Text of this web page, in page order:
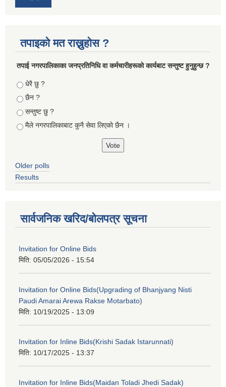
तपाइको मत राख्नुहोस ?
तपा‌ई नगरपालिकाका जनप्रतिनिधि वा कर्मचारीहरूकाे कार्यबाट सन्तुष्ट हुनुहुन्छ ?
Choices
धेरै छु ?
छैन ?
सन्तुष्ट छु ?
मैले नगरपालिकाबाट कुनै सेवा लिएकाे छैन ।
Older polls
Results
सार्वजनिक खरिद/बोलपत्र सूचना
Invitation for Online Bids
मिति: 05/05/2026 - 15:54
Invitation for Online Bids(Upgrading of Bhanjyang Nisti
Paudi Amarai Arewa Rakse Motarbato)
मिति: 10/19/2025 - 13:09
Invitation for Inline Bids(Krishi Sadak Istarunnati)
मिति: 10/17/2025 - 13:37
Invitation for Inline Bids(Maidan Toladi Jhedi Sadak)